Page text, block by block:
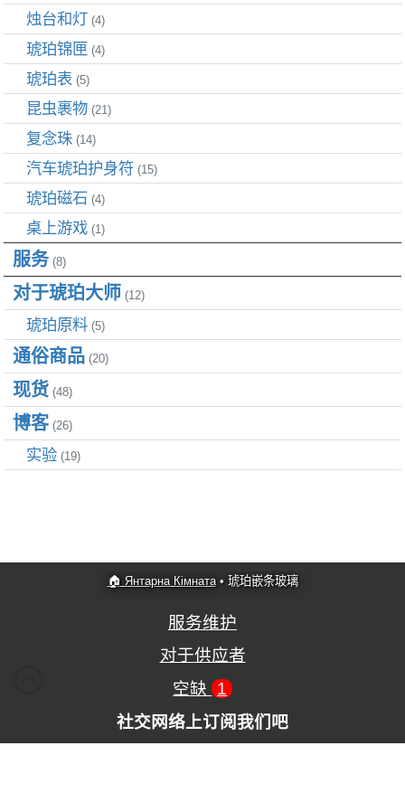
烛台和灯 (4)
琥珀锦匣 (4)
琥珀表 (5)
昆虫裹物 (21)
复念珠 (14)
汽车琥珀护身符 (15)
琥珀磁石 (4)
桌上游戏 (1)
服务(8)
对于琥珀大师 (12)
琥珀原料 (5)
通俗商品 (20)
现货 (48)
博客(26)
实验 (19)
🏠 Янтарна Кімната• 琥珀嵌条玻璃
服务维护
对于供应者
空缺 1
社交网络上订阅我们吧